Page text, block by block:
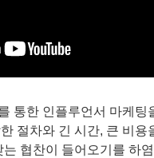
통한 인플루언서 마케팅
절차와 긴 시간, 큰 비
협찬이 들어오기를 하